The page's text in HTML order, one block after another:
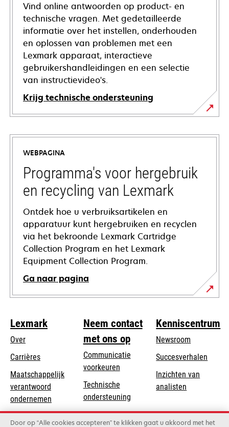
Vind online antwoorden op product- en
technische vragen. Met gedetailleerde
informatie over het instellen, onderhouden
en oplossen van problemen met een
Lexmark apparaat, interactieve
gebruikershandleidingen en een selectie
van instructievideo's.
Krijg technische ondersteuning
opens
in
new
tab
WEBPAGINA
Programma's voor hergebruik
en recycling van Lexmark
Ontdek hoe u verbruiksartikelen en
apparatuur kunt hergebruiken en recyclen
via het bekroonde Lexmark Cartridge
Collection Program en het Lexmark
Equipment Collection Program.
Ga naar pagina
Lexmark
Over
Carrières
Maatschappelijk
verantwoord
ondernemen
in
a
Duurzaamheid
Neem contact
met ons op
Communicatie
voorkeuren
Technische
ondersteuningopens
in
a
Product registratie
Kenniscentrum
Newsroom
Succesverhalen
Inzichten van
analisten
Door op “Alle cookies accepteren” te klikken gaat u akkoord met het